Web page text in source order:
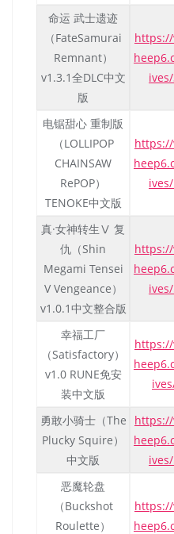
命运 武士遗迹
（FateSamurai
Remnant）
v1.3.1全DLC中文
版
电锯甜心 重制版
（LOLLIPOP
CHAINSAW
RePOP）
TENOKE中文版
真·女神转生Ⅴ 复
仇（Shin
Megami Tensei
V Vengeance）
v1.0.1中文整合版
幸福工厂
（Satisfactory）
v1.0 RUNE免安
装中文版
勇敢小骑士（The
Plucky Squire）
中文版
恶魔轮盘
（Buckshot
Roulette）